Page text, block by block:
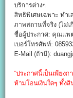
บริการต่างๆ
สิทธิพิเศษเฉพาะ ทำ
ภาพสถานที่จริง (ไม่เ
ชื่อผู้ประกาศ: คุณเเพ
เบอร์โทรศัพท์:
E-Mail (ถ้ามี):
“ประกาศนี้เป็นเพียง
ห้ามโอนเงินใดๆ ทั้งสิ